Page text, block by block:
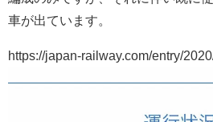
車が出ています。
https://japan-railway.com/entry/